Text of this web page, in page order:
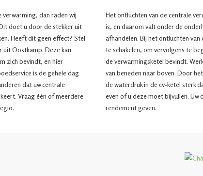
dan raden wij
doet u door de stekker uit
Heeft dit geen effect? Stel
uit Oostkamp. Deze kan
zich bevindt, en hier
is de gehele dag
dat uw centrale
Vraag één of meerdere
Het ontluchten van de centrale
is, en daarom valt onder de
afhandelen. Bij het ontluchten
te schakelen, om vervolgens te
de verwarmingsketel bevindt.
van beneden naar boven. Door
de waterdruk in de cv-ketel sterk
even of u deze moet bijvullen. Uw
rendement geven.